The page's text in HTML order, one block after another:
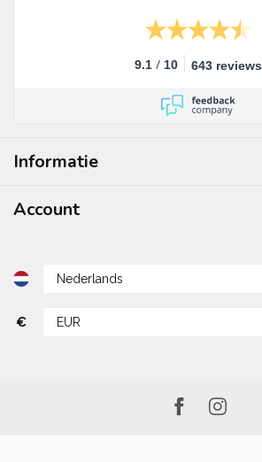
9.1 / 10 643 reviews
Informatie
Account
€